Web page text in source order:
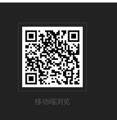
移动端浏览